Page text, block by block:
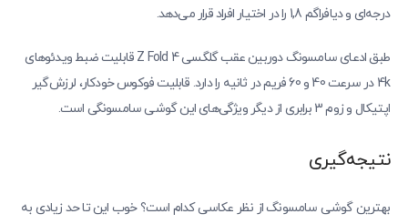
درجه‌ای و دیافراگم 1,8 را در اختیار افراد قرار می‌دهد.
طبق ادعای سامسونگ دوربین عقب گلگسی Z Fold 4 قابلیت ضبط ویدئوهای
4k در سرعت 40 و 60 فریم در ثانیه را دارد. قابلیت فوکوس خودکار، لرزش‌گیر
اپتیکال و زوم 3 برابری از دیگر ویژگی‌های این گوشی سامسونگی است.
نتیجه‌گیری
بهترین گوشی سامسونگ از نظر عکاسی کدام است؟ خوب این تا حد زیادی به